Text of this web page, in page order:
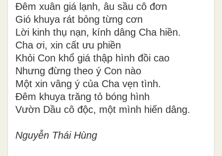
Đêm xuân giá lạnh, âu sầu cô đơn
Gió khuya rát bỏng từng cơn
Lời kinh thụ nạn, kính dâng Cha hiền.
Cha ơi, xin cất ưu phiền
Khỏi Con khổ giá thập hình đồi cao
Nhưng đừng theo ý Con nào
Một xin vâng ý của Cha vẹn tình.
Đêm khuya trăng tỏ bóng hình
Vườn Dầu cô độc, một mình hiến dâng.
Nguyễn Thái Hùng